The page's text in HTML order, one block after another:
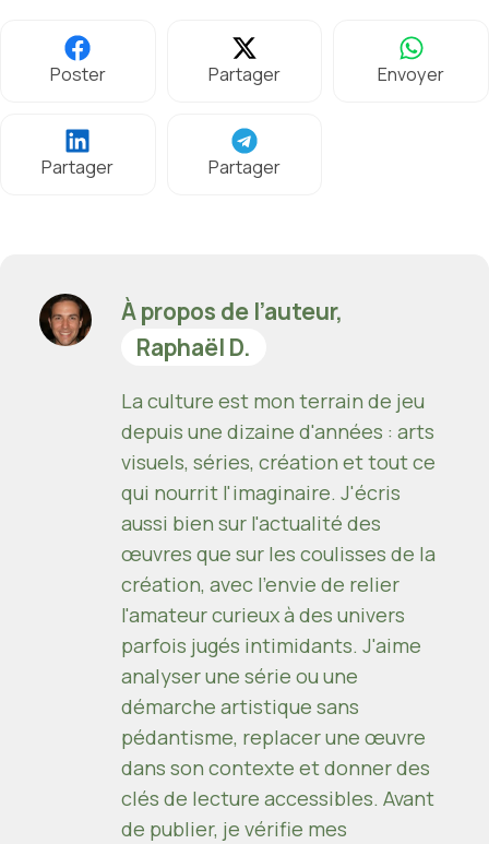
Poster Partager Envoyer
Partager Partager
À propos de l’auteur,
Raphaël D.
La culture est mon terrain de jeu
depuis une dizaine d'années : arts
visuels, séries, création et tout ce
qui nourrit l'imaginaire. J'écris
aussi bien sur l'actualité des
œuvres que sur les coulisses de la
création, avec l'envie de relier
l'amateur curieux à des univers
parfois jugés intimidants. J'aime
analyser une série ou une
démarche artistique sans
pédantisme, replacer une œuvre
dans son contexte et donner des
clés de lecture accessibles. Avant
de publier, je vérifie mes